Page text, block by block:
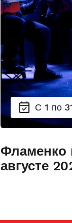
С 1 по
Фламенко
августе